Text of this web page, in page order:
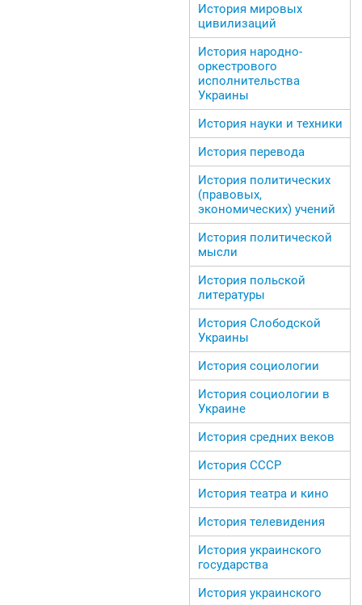
История мировых
цивилизаций
История народно-
оркестрового
исполнительства
Украины
История науки и техники
История перевода
История политических
(правовых,
экономических) учений
История политической
мысли
История польской
литературы
История Слободской
Украины
История социологии
История социологии в
Украине
История средних веков
История СССР
История театра и кино
История телевидения
История украинского
государства
История украинского